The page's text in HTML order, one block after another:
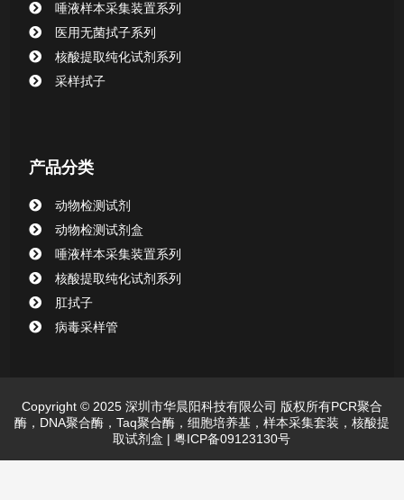
清洁验证棉签系列
动物检测试剂
唾液样本采集装置系列
医用无菌拭子系列
核酸提取纯化试剂系列
采样拭子
产品分类
动物检测试剂
动物检测试剂盒
唾液样本采集装置系列
核酸提取纯化试剂系列
肛拭子
病毒采样管
Copyright © 2025 深圳市华晨阳科技有限公司 版权所有PCR聚合
酶，DNA聚合酶，Taq聚合酶，细胞培养基，样本采集套装，核酸提
取试剂盒 | 粤ICP备09123130号